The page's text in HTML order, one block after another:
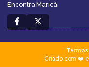
Encontra Maricá.
Termos|
Criado com ❤️ e